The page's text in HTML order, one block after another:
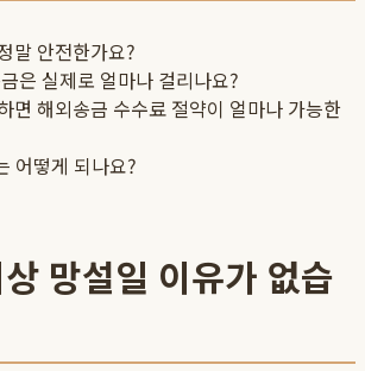
말 안전한가요?
은 실제로 얼마나 걸리나요?
해외송금 수수료 절약이 얼마나 가능한
어떻게 되나요?
망설일 이유가 없습